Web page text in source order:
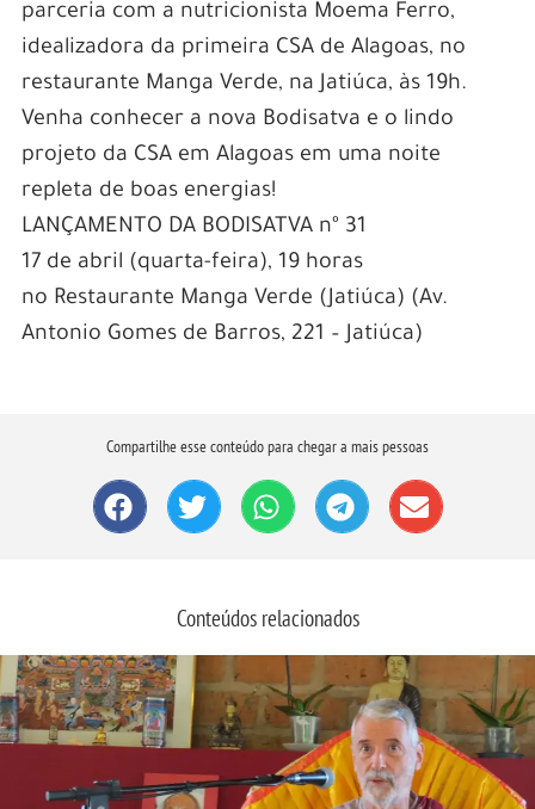
parceria com a nutricionista Moema Ferro,
idealizadora da primeira CSA de Alagoas, no
restaurante Manga Verde, na Jatiúca, às 19h.
Venha conhecer a nova Bodisatva e o lindo
projeto da CSA em Alagoas em uma noite
repleta de boas energias!
LANÇAMENTO DA BODISATVA nº 31
17 de abril (quarta-feira), 19 horas
no Restaurante Manga Verde (Jatiúca) (Av.
Antonio Gomes de Barros, 221 – Jatiúca)
Compartilhe esse conteúdo para chegar a mais pessoas
Conteúdos relacionados